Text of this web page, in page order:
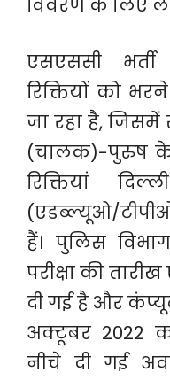
विवरण के लिए
एसएससी
रिक्तियों को
जा रहा है, जिसमें
(चालक)-पुरुष
रिक्तियां
(एडब्ल्यूओ/
हैं। पुलिस
परीक्षा की
दी गई है और
अक्टूबर 2022
नीचे दी गई